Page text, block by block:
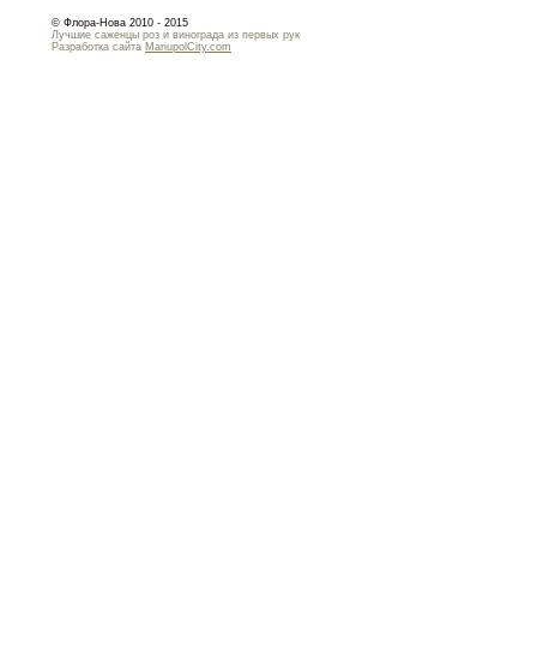
© Флора-Нова 2010 - 2015
Лучшие саженцы роз и винограда из первых рук
Разработка сайта MariupolCity.com